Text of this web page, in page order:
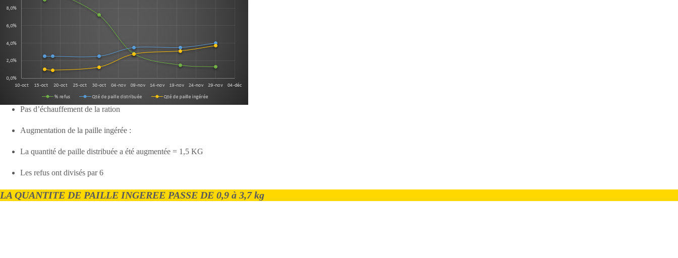
Pas d’échauffement de la ration
Augmentation de la paille ingérée :
La quantité de paille distribuée a été augmentée = 1,5 KG
Les refus ont divisés par 6
LA QUANTITE DE PAILLE INGEREE PASSE DE 0,9 à 3,7 kg